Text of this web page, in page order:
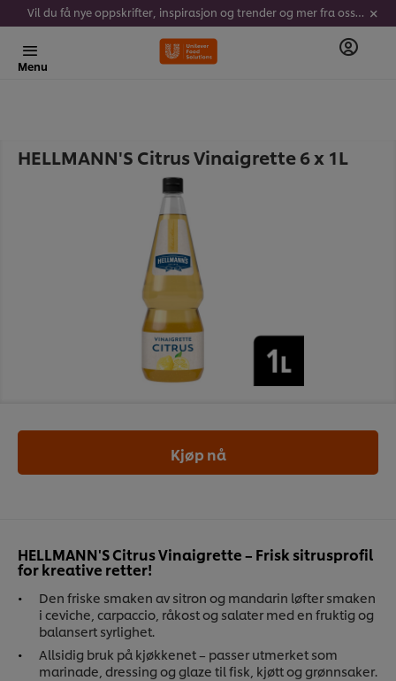
Vil du få nye oppskrifter, inspirasjon og trender og mer fra oss? Meld deg på vårt nyhetsbrev her!
Menu
HELLMANN'S Citrus Vinaigrette 6 x 1L
HELLMANN'S Citrus Vinaigrette – Frisk sitrusprofil
for kreative retter!
Den friske smaken av sitron og mandarin løfter smaken
i ceviche, carpaccio, råkost og salater med en fruktig og
balansert syrlighet.
Allsidig bruk på kjøkkenet – passer utmerket som
marinade, dressing og glaze til fisk, kjøtt og grønnsaker.
Kjøp nå